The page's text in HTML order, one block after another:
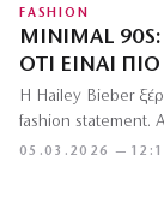
FASHION
MINIMAL
ΌΤΙ ΕΊΝΑΙ
05.03.2026 —
Η Hailey Bieber
fashion statement.